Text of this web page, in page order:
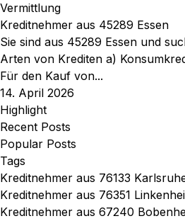
Vermittlung
Kreditnehmer aus 45289 Essen
Sie sind aus 45289 Essen und
Arten von Krediten a)
Für den Kauf von...
14. April 2026
Highlight
Recent Posts
Popular Posts
Tags
Kreditnehmer aus 76133
Kreditnehmer aus 76351
Kreditnehmer aus 67240